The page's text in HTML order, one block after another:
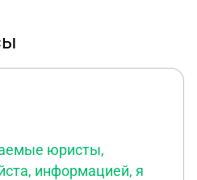
юристы,
информацией, я